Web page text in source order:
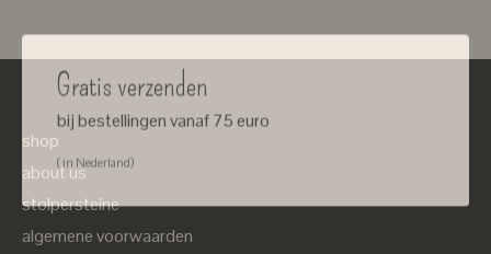
shop
about us
stolpersteine
algemene voorwaarden
Gratis verzenden
bij bestellingen vanaf 75 euro
( in Nederland)